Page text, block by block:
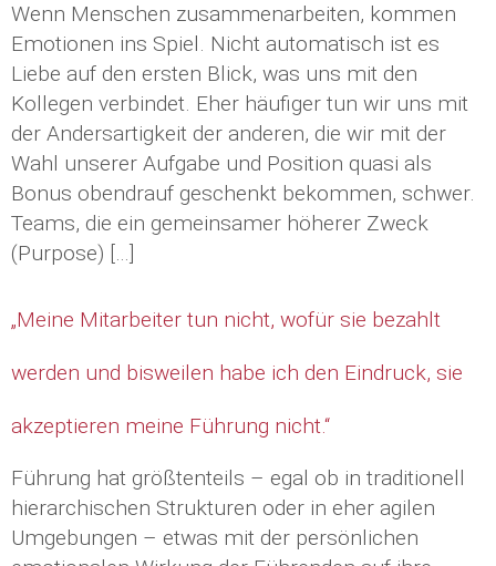
Wenn Menschen zusammenarbeiten, kommen
Emotionen ins Spiel. Nicht automatisch ist es
Liebe auf den ersten Blick, was uns mit den
Kollegen verbindet. Eher häufiger tun wir uns mit
der Andersartigkeit der anderen, die wir mit der
Wahl unserer Aufgabe und Position quasi als
Bonus obendrauf geschenkt bekommen, schwer.
Teams, die ein gemeinsamer höherer Zweck
(Purpose) […]
„Meine Mitarbeiter tun nicht, wofür sie bezahlt
werden und bisweilen habe ich den Eindruck, sie
akzeptieren meine Führung nicht.“
Führung hat größtenteils – egal ob in traditionell
hierarchischen Strukturen oder in eher agilen
Umgebungen – etwas mit der persönlichen